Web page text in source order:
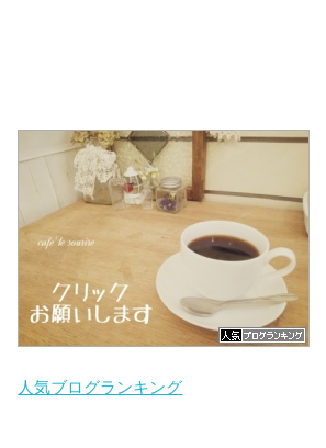
人気ブログランキング